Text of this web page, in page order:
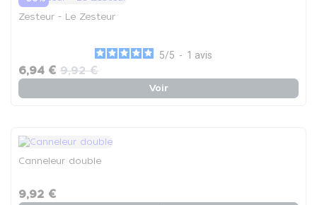
Zesteur - Le Zesteur
5/5 - 1 avis
6,94 € 9,92 €
Voir
Canneleur double
9,92 €